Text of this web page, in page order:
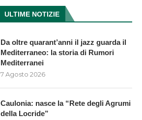
ULTIME NOTIZIE
Da oltre quarant’anni il jazz guarda il
Mediterraneo: la storia di Rumori
Mediterranei
7 Agosto 2026
Caulonia: nasce la “Rete degli Agrumi
della Locride”